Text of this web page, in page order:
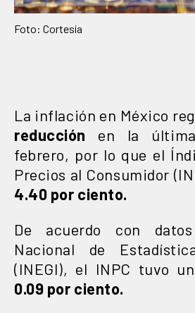
Foto: Cortesía
La inflación en México
reducción en la
febrero, por lo que el
Precios al Consumidor
4.40 por ciento.
De acuerdo con
Nacional de
(INEGI), el INPC tuvo
0.09 por ciento.